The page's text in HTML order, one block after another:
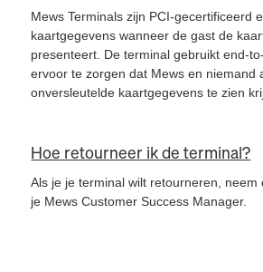
Mews Terminals zijn PCI-gecertificeerd
kaartgegevens wanneer de gast de
presenteert. De terminal gebruikt end-
ervoor te zorgen dat Mews en niemand
onversleutelde kaartgegevens te zien
Hoe retourneer ik de terminal?
Als je je terminal wilt retourneren, neem
je Mews Customer Success Manager.